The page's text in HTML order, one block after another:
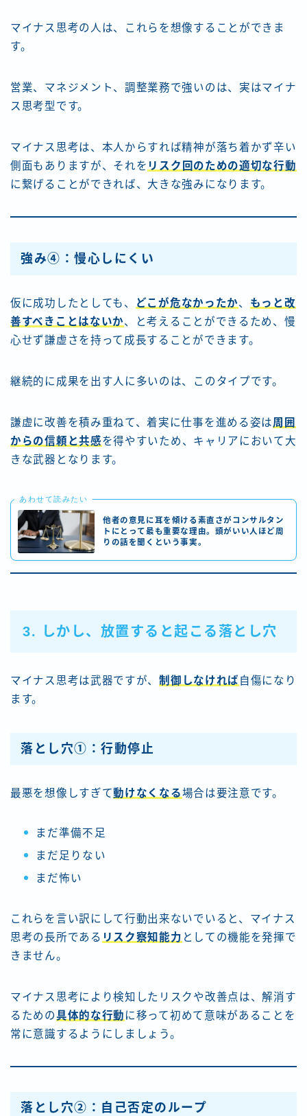
マイナス思考の人は、これらを想像することができま
す。
営業、マネジメント、調整業務で強いのは、実はマイナ
ス思考型です。
マイナス思考は、本人からすれば精神が落ち着かず辛い
側面もありますが、それを リスク回のための適切な行動
に繋げることができれば、大きな強みになります。
強み④：慢心しにくい
仮に成功したとしても、 どこが危なかったか、 もっと改
善すべきことはないか、と考えることができるため、慢
心せず謙虚さを持って成長することができます。
継続的に成果を出す人に多いのは、このタイプです。
謙虚に改善を積み重ねて、着実に仕事を進める姿は周囲
からの信頼と共感を得やすいため、キャリアにおいて大
きな武器となります。
あわせて読みたい
他者の意見に耳を傾ける素直さがコンサルタン
トにとって最も重要な理由。頭がいい人ほど周
りの話を聞くという事実。
3. しかし、放置すると起こる落とし穴
マイナス思考は武器ですが、制御しなければ 自傷になり
ます。
落とし穴①：行動停止
最悪を想像しすぎて動けなくなる場合は要注意です。
まだ準備不足
まだ足りない
まだ怖い
これらを言い訳にして行動出来ないでいると、マイナス
思考の長所である リスク察知能力 としての機能を発揮で
きません。
マイナス思考により検知したリスクや改善点は、解消す
るための具体的な行動 に移って初めて意味があることを
常に意識するようにしましょう。
落とし穴②：自己否定のループ